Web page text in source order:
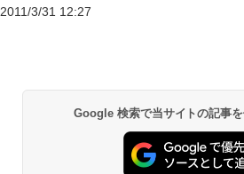
2011/3/31 12:27
Google 検索で当サイトの記事